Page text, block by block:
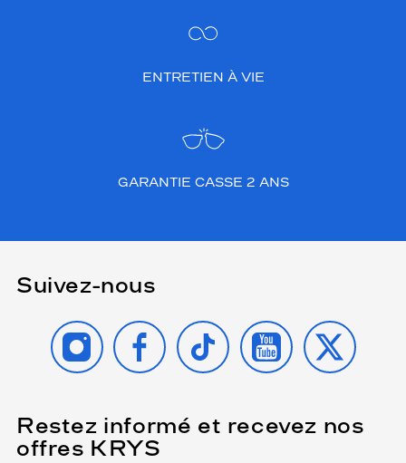
ENTRETIEN À VIE
GARANTIE CASSE 2 ANS
Suivez-nous
INSTAGRAMFACEBOOK
TIKTOK YOUTUBE
X
Restez informé et recevez nos
offres KRYS
Name
(Ce
champ
est